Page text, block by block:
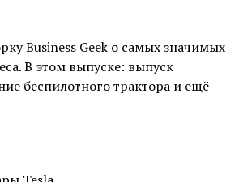
Business Geek о самых значимых
В этом выпуске: выпуск
беспилотного трактора и ещё